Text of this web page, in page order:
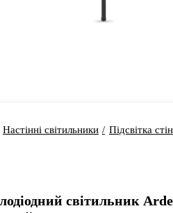
Настінні світильники Підсвітка стін
світильник